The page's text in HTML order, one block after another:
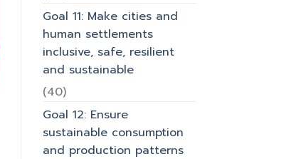
Goal 11: Make cities and
human settlements
inclusive, safe, resilient
and sustainable
(40)
Goal 12: Ensure
sustainable consumption
and production patterns